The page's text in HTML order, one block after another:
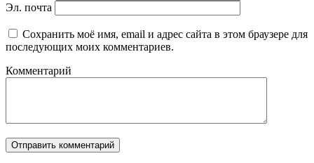
Эл. почта
Сохранить моё имя, email и адрес сайта в этом браузере для
последующих моих комментариев.
Комментарий